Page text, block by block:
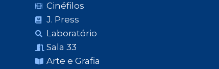
Cinéfilos
J. Press
Laboratório
Sala 33
Arte e Grafia